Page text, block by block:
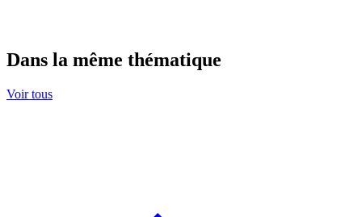
Dans la même thématique
Voir tous